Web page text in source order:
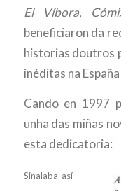
El Víbora,
beneficiaron da
historias doutros
inéditas na
Cando en 1997
unha das miñas
esta dedicatoria:
Sinalaba así